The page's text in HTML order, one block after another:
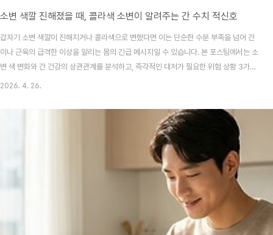
소변 색깔 진해졌을 때, 콜라색 소변이 알려주는 간 수치 적신호
갑자기 소변 색깔이 진해지거나 콜라색으로 변했다면 이는 단순한 수분 부족을 넘어 간
이나 근육의 급격한 이상을 알리는 몸의 긴급 메시지일 수 있습니다. 본 포스팅에서는 소
변 색 변화와 간 건강의 상관관계를 분석하고, 즉각적인 대처가 필요한 위험 상황 3가지
를 2026년 최신 건강 가이드를 바탕으로 상세히 전해드립니다. 화장실에 갔다가 평소
나?" 싶다가도 콜라처럼 짙은 색을 마주하면 머릿속이 하얘지곤 하죠. 저도 예전에 피로
가 극에 달했을 때 비슷한 경험을 한 적이 있는데, 그때 우리 몸이 보내는 신호를 무시하
는 게 얼마나 위험한지 절실히 깨달았거든요. 오늘은 여러분의 소변 색깔이 말해주는 내
2026. 4. 26.